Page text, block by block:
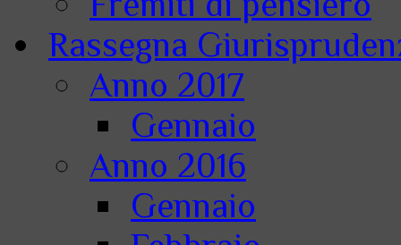
Rassegna
Anno 2017
Gennaio
Anno 2016
Gennaio